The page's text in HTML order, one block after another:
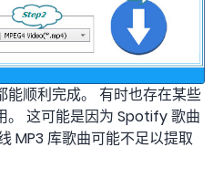
能顺利完成。 有时也存在某些
。 这可能是因为 Spotify 歌曲
MP3 库歌曲可能不足以提取